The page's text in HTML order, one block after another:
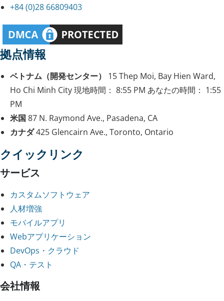
+84 (0)28 66809403
拠点情報
ベトナム（開発センター）
15 Thep Moi, Bay Hien Ward,
Ho Chi Minh City現地時間： 8:55 PM あなたの時間： 1:55
PM
米国 87 N. Raymond Ave., Pasadena, CA
カナダ425 Glencairn Ave., Toronto, Ontario
クイックリンク
サービス
カスタムソフトウェア
人材増強
モバイルアプリ
Webアプリケーション
DevOps・クラウド
QA・テスト
会社情報